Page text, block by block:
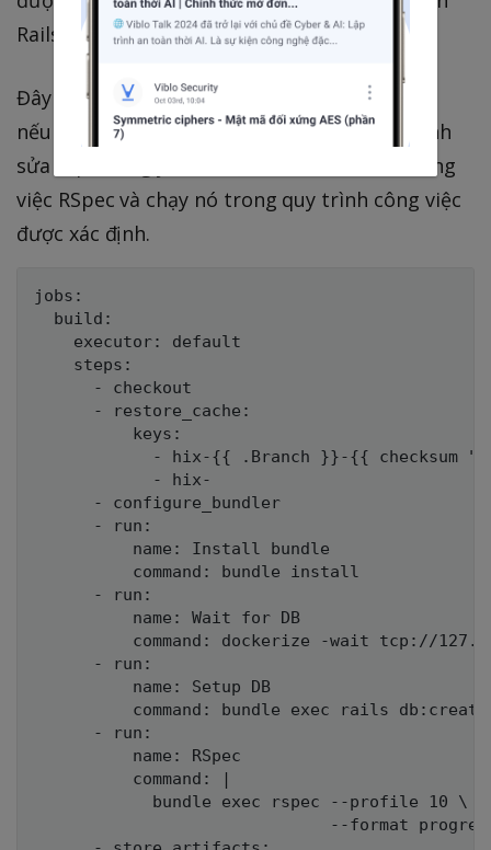
Rails.
Đây là công việc hoàn hảo cho CircleCI, vì vậy
nếu bạn đã quyết định thực hiện nó, hãy chỉnh
sửa tệp config.yml đã tạo trước đó, thêm công
việc RSpec và chạy nó trong quy trình công việc
được xác định.
jobs:
  build:
    executor: default
    steps:
      - checkout
      - restore_cache:
          keys:
- hix-{{ .Branch }}-{{ checksum
            - hix-
      - configure_bundler
      - run:
          name: Install bundle
          command: bundle install
      - run:
          name: Wait for DB
command: dockerize -wait tcp://
      - run:
          name: Setup DB
command: bundle exec rails
      - run:
          name: RSpec
          command: |
            bundle exec rspec --profile 10 \
--format